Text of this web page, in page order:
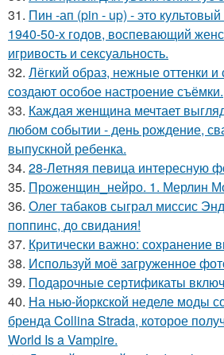
31. Пин -ап (pin - up) - это
1940-50-х годов, воспевающий
игривость и сексуальность.
32. Лёгкий образ, нежные оттенки и
создают особое настроение съёмки.
33. Каждая женщина мечтает
любом событии - день рождение,
выпускной ребенка.
34. 28-Летняя певица интересную
35. Проженщин_нейро. 1. Мерлин
36. Олег табаков сыграл миссис
поппинс, до свидания!
37. Критически важно: сохранение
38. Используй моё загруженное
39. Подарочные сертификаты
40. На нью-йоркской неделе моды
бренда Collina Strada, которое
World Is a Vampire.